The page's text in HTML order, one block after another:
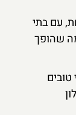
עם בתי
שהופך